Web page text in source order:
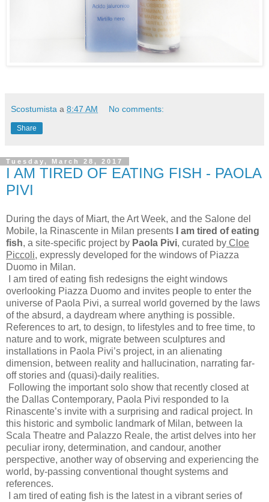
Scostumista a 8:47 AM No comments:
Share
Tuesday, March 28, 2017
I AM TIRED OF EATING FISH - PAOLA
PIVI
During the days of Miart, the Art Week, and the Salone del
Mobile, la Rinascente in Milan presents
I am tired of eating
fish, a site-specific project by Paola Pivi, curated by Cloe
Piccoli, expressly developed for the windows of Piazza
Duomo in Milan.
I am tired of eating fish redesigns the eight windows
overlooking Piazza Duomo and invites people to enter the
universe of Paola Pivi, a surreal world governed by the laws
of the absurd, a daydream where anything is possible.
References to art, to design, to lifestyles and to free time, to
nature and to work, migrate between sculptures and
installations in Paola Pivi’s project, in an alienating
dimension, between reality and hallucination, narrating far-
off stories and (quasi)-daily realities.
Following the important solo show that recently closed at
the Dallas Contemporary, Paola Pivi responded to la
Rinascente’s invite with a surprising and radical project. In
this historic and symbolic landmark of Milan, between la
Scala Theatre and Palazzo Reale, the artist delves into her
peculiar irony, determination, and candour, another
perspective, another way of observing and experiencing the
world, by-passing conventional thought systems and
references.
I am tired of eating fish is the latest in a vibrant series of